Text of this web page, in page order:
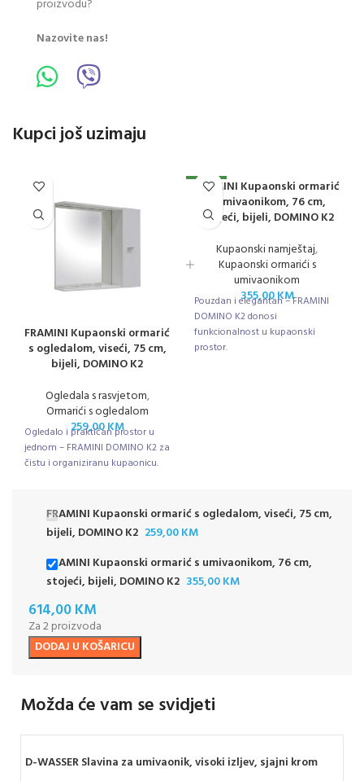
proizvodu?
Nazovite nas!
Kupci još uzimaju
FRAMINI Kupaonski ormarić
s ogledalom, viseći, 75 cm,
bijeli, DOMINO K2
Ogledala s rasvjetom,
Ormarići s ogledalom
259,00KM
Ogledalo i praktičan prostor u
jednom – FRAMINI DOMINO K2 za
čistu i organiziranu kupaonicu.
NOVO
FRAMINI Kupaonski ormarić
s umivaonikom, 76 cm,
stojeći, bijeli, DOMINO K2
Kupaonski namještaj,
Kupaonski ormarići s
umivaonikom
355,00KM
Pouzdan i elegantan – FRAMINI
DOMINO K2 donosi
funkcionalnost u kupaonski
prostor.
FRAMINI Kupaonski ormarić s ogledalom, viseći, 75 cm,
bijeli, DOMINO K2 259,00KM
FRAMINI Kupaonski ormarić s umivaonikom, 76 cm,
stojeći, bijeli, DOMINO K2 355,00KM
614,00KM
Za 2 proizvoda
DODAJ U KOŠARICU
Možda će vam se svidjeti
D-WASSER Slavina za umivaonik, visoki izljev, sjajni krom